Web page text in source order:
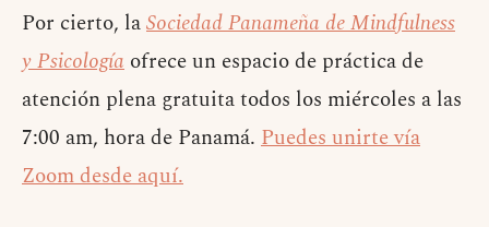
Por cierto, laSociedad Panameña de Mindfulness
y Psicología ofrece un espacio de práctica de
atención plena gratuita todos los miércoles a las
7:00 am, hora de Panamá. Puedes unirte vía
Zoom desde aquí.